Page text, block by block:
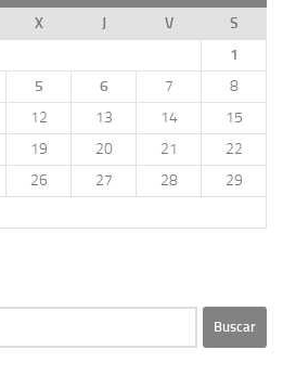
X J V
S
1
5 6 7
8
12 13 14
15
19 20 21
22
26 27 28
29